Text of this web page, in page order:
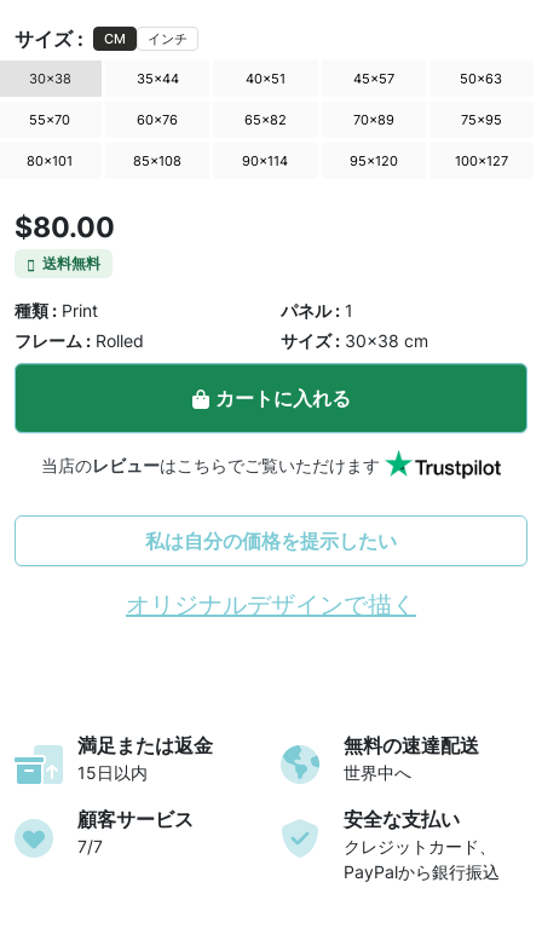
サイズ : CM インチ
30×38 35×44 40×51 45×57 50×63
55×70 60×76 65×82 70×89 75×95
80×101 85×108 90×114 95×120 100×127
$80.00
送料無料
種類 : Print パネル : 1
フレーム : Rolled サイズ : 30×38 cm
カートに入れる
当店のレビューはこちらでご覧いただけます
私は自分の価格を提示したい
オリジナルデザインで描く
満足または返金
15日以内
無料の速達配送
世界中へ
顧客サービス
7/7
安全な支払い
クレジットカード、
PayPalから銀行振込